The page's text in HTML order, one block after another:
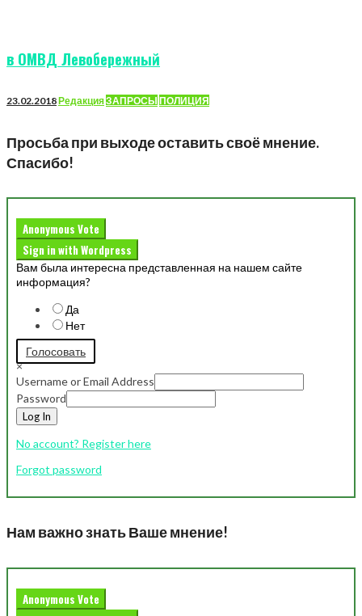
в ОМВД Левобережный
23.02.2018РедакцияЗАПРОСЫ ПОЛИЦИЯ
Просьба при выходе оставить своё мнение.
Спасибо!
Anonymous Vote
Sign in with Wordpress
Вам была интересна представленная на нашем сайте
информация?
Да
Нет
Голосовать
×
Username or Email Address
Password
Log In
No account? Register here
Forgot password
Нам важно знать Ваше мнение!
Anonymous Vote